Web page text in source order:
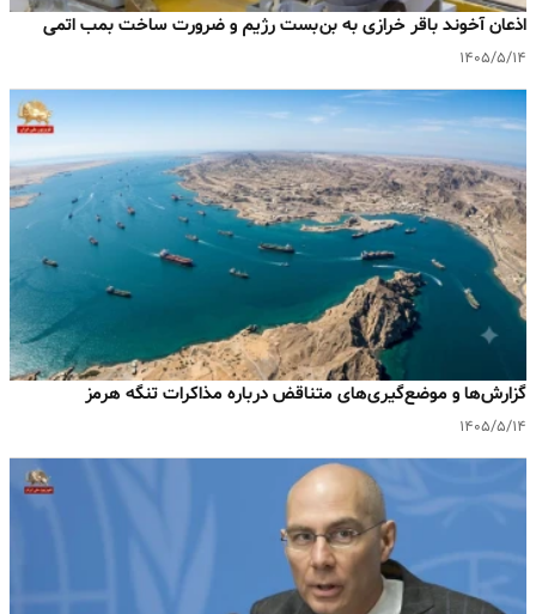
اذعان آخوند باقر خرازی به بن‌بست رژیم و ضرورت ساخت بمب اتمی
۱۴۰۵/۵/۱۴
گزارش‌ها و موضع‌گیری‌های متناقض درباره مذاکرات تنگه هرمز
۱۴۰۵/۵/۱۴